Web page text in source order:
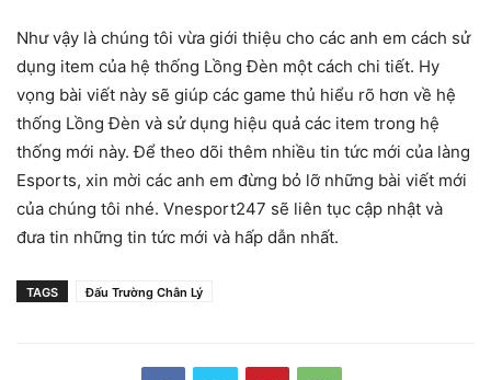
Như vậy là chúng tôi vừa giới thiệu cho các anh em cách sử
dụng item của hệ thống Lồng Đèn một cách chi tiết. Hy
vọng bài viết này sẽ giúp các game thủ hiểu rõ hơn về hệ
thống Lồng Đèn và sử dụng hiệu quả các item trong hệ
thống mới này. Để theo dõi thêm nhiều tin tức mới của làng
Esports, xin mời các anh em đừng bỏ lỡ những bài viết mới
của chúng tôi nhé. Vnesport247 sẽ liên tục cập nhật và
đưa tin những tin tức mới và hấp dẫn nhất.
TAGS Đấu Trường Chân Lý